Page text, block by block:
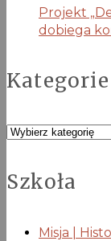
Projekt
dobiega
Kategorie
Kategorie
Szkoła
Misja |